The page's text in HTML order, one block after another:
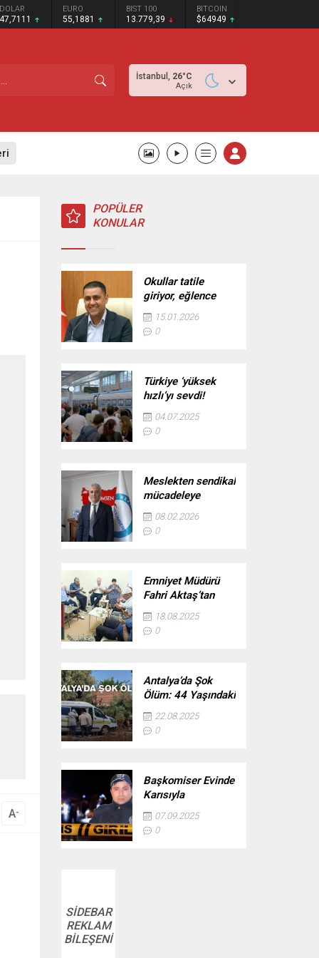
DOLAR
47,7111
EURO
55,1881
BIST 100
13.779,39
BITCOIN
$64949
İstanbul, 26°C
Açık
A-
POPÜLER
KONULAR
Okullar tatile
giriyor, eğlence
Çukurova’da
başlıyor!
15.01.2026
0
Türkiye ‘yüksek
hızlı’yı sevdi!
Ankara-İstanbul
hattı 38 milyonu
taşıdı
04.07.2025
0
Meslekten sendikal
mücadeleye
uzanan yol: Uzm.
Dr. Adil Kurban –
Birlik Haber Ajansı
08.02.2026
0
Emniyet Müdürü
Fahri Aktaş’tan
şehit ailesine vefa
ziyareti
18.08.2025
0
Antalya’da Şok
Ölüm: 44 Yaşındaki
Adam Evinde Ölü
Bulundu
22.08.2025
0
Başkomiser Evinde
Karısıyla
Yakaladığı
Jandarma
Personelini Öldürdü
07.09.2025
0
SİDEBAR
REKLAM
BİLEŞENİ